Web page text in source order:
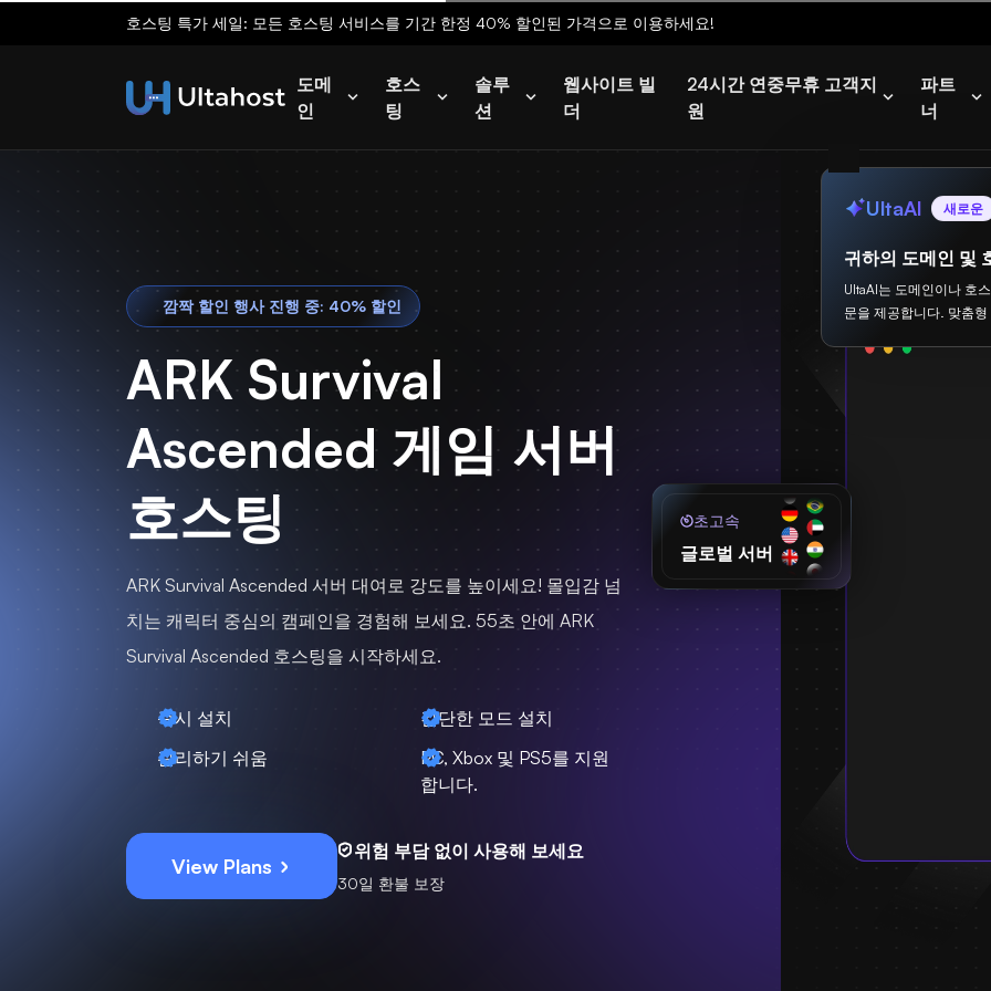
호스팅 특가 세일: 모든 호스팅 서비스를 기간 한정 40% 할인된 가격으로 이용하세요!
도메
인
호스
팅
솔루
션
웹사이트 빌
더
24시간 연중무휴 고객지
원
파트
너
UltaAI 새로운
귀하의 도메인 및
UltaAI는 도메인이나 호
문을 제공합니다. 맞춤
깜짝 할인 행사 진행 중: 40% 할인
ARK Survival
Ascended 게임 서버
호스팅
ARK Survival Ascended 서버 대여로 강도를 높이세요! 몰입감 넘
치는 캐릭터 중심의 캠페인을 경험해 보세요. 55초 안에 ARK
Survival Ascended 호스팅을 시작하세요.
즉시 설치
간단한 모드 설치
관리하기 쉬움
PC, Xbox 및 PS5를 지원
합니다.
View Plans
위험 부담 없이 사용해 보세요
30일 환불 보장
초고속
글로벌 서버